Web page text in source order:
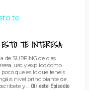
ESTO TE INTERESA
de SURFING de olas
uso y explico como
que es lo que teneis
nivel principiante de
y ... Oír este Episodio